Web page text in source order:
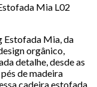
Mia L02
Estofada Mia, da
orgânico,
detalhe, desde as
de madeira
cadeira estofada